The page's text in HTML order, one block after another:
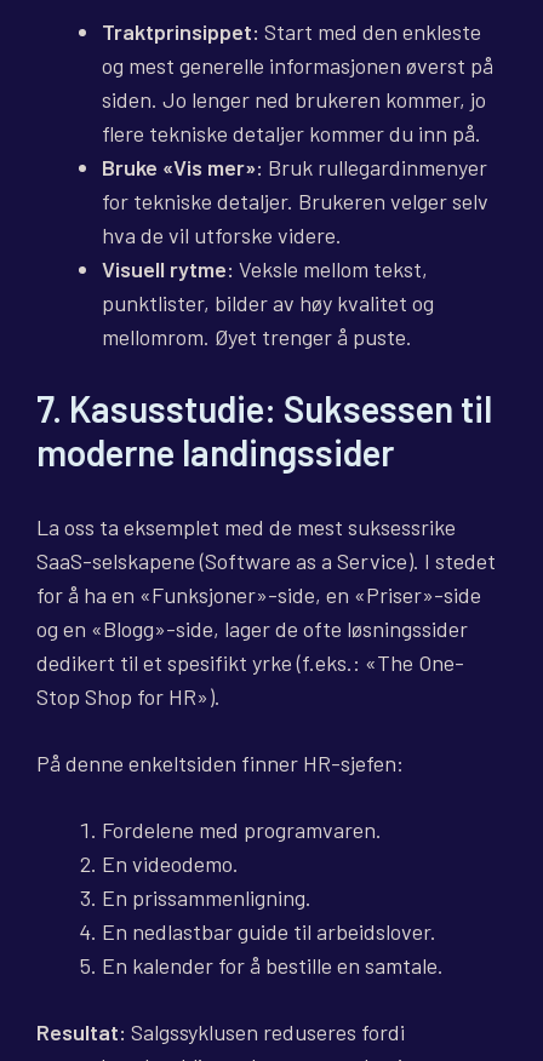
Traktprinsippet: Start med den enkleste
og mest generelle informasjonen øverst på
siden. Jo lenger ned brukeren kommer, jo
flere tekniske detaljer kommer du inn på.
Bruke «Vis mer»: Bruk rullegardinmenyer
for tekniske detaljer. Brukeren velger selv
hva de vil utforske videre.
Visuell rytme: Veksle mellom tekst,
punktlister, bilder av høy kvalitet og
mellomrom. Øyet trenger å puste.
7. Kasusstudie: Suksessen til
moderne landingssider
La oss ta eksemplet med de mest suksessrike
SaaS-selskapene (Software as a Service). I stedet
for å ha en «Funksjoner»-side, en «Priser»-side
og en «Blogg»-side, lager de ofte løsningssider
dedikert til et spesifikt yrke (f.eks.: «The One-
Stop Shop for HR»).
På denne enkeltsiden finner HR-sjefen:
Fordelene med programvaren.
En videodemo.
En prissammenligning.
En nedlastbar guide til arbeidslover.
En kalender for å bestille en samtale.
Resultat: Salgssyklusen reduseres fordi